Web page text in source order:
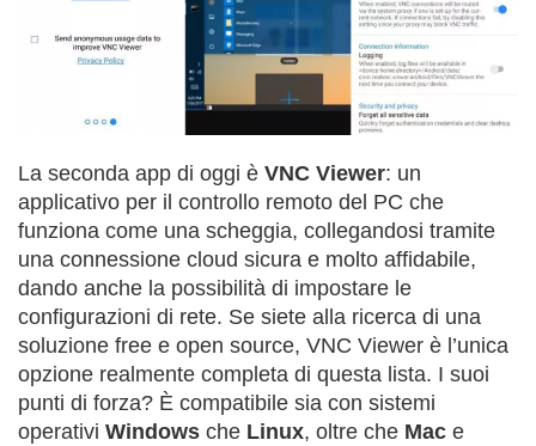
La seconda app di oggi è VNC Viewer: un
applicativo per il controllo remoto del PC che
funziona come una scheggia, collegandosi tramite
una connessione cloud sicura e molto affidabile,
dando anche la possibilità di impostare le
configurazioni di rete. Se siete alla ricerca di una
soluzione free e open source, VNC Viewer è l’unica
opzione realmente completa di questa lista. I suoi
punti di forza? È compatibile sia con sistemi
operativi Windows che Linux, oltre che Mac e